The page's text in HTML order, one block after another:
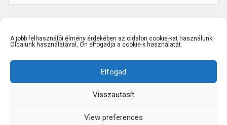
A jobb felhasználói élmény érdekében az oldalon cookie-kat használunk.
Oldalunk használatával, Ön elfogadja a cookie-k használatát.
Elfogad
Visszautasít
View preferences
a
FEL ↑